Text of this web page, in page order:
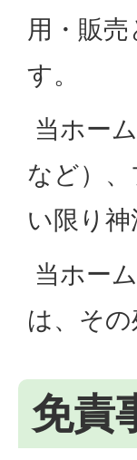
用・販
す。
当ホー
など）
い限り神
当ホー
は、そ
免責